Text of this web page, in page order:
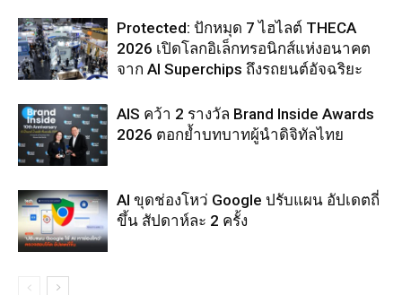
Protected: ปักหมุด 7 ไฮไลต์ THECA
2026 เปิดโลกอิเล็กทรอนิกส์แห่งอนาคต
จาก AI Superchips ถึงรถยนต์อัจฉริยะ
AIS คว้า 2 รางวัล Brand Inside Awards
2026 ตอกย้ำบทบาทผู้นำดิจิทัลไทย
AI ขุดช่องโหว่ Google ปรับแผน อัปเดตถี่
ขึ้น สัปดาห์ละ 2 ครั้ง